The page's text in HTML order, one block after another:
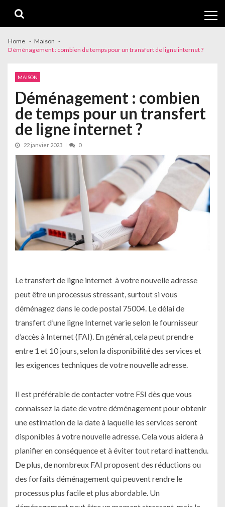
navigation
content
Home
Maison
Déménagement : combien de temps pour un transfert de ligne internet ?
MAISON
Déménagement : combien
de temps pour un transfert
de ligne internet ?
22 janvier 2023 0
Le transfert de ligne internet à votre nouvelle adresse
peut être un processus stressant, surtout si vous
déménagez dans le code postal 75004. Le délai de
transfert d’une ligne Internet varie selon le fournisseur
d’accès à Internet (FAI). En général, cela peut prendre
entre 1 et 10 jours, selon la disponibilité des services et
les exigences techniques de votre nouvelle adresse.
Il est préférable de contacter votre FSI dès que vous
connaissez la date de votre déménagement pour obtenir
une estimation de la date à laquelle les services seront
disponibles à votre nouvelle adresse. Cela vous aidera à
planifier en conséquence et à éviter tout retard inattendu.
De plus, de nombreux FAI proposent des réductions ou
des forfaits déménagement qui peuvent rendre le
processus plus facile et plus abordable. Un